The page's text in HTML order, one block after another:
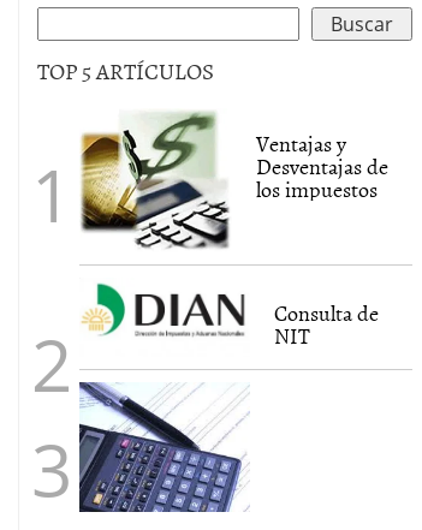
TOP 5 ARTÍCULOS
Ventajas y
Desventajas de
los impuestos
Consulta de
NIT